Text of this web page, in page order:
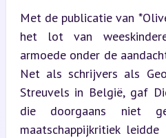
Met de publicatie van
het lot van
armoede onder de
Net als schrijvers als
Streuvels in België, gaf
die doorgaans niet
maatschappijkritiek